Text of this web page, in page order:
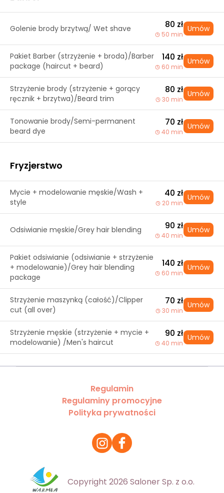
Golenie brody brzytwą/ Wet shave 80 zł
50 min
Umów
Pakiet Barber (strzyżenie + broda)/Barber
package (haircut + beard)
140 zł
60 min
Umów
Strzyżenie brody (strzyżenie + gorący
ręcznik + brzytwa)/Beard trim
80 zł
30 min
Umów
Tonowanie brody/Semi-permanent
beard dye
70 zł
40 min
Umów
Fryzjerstwo
Mycie + modelowanie męskie/Wash +
style
40 zł
20 min
Umów
Odsiwianie męskie/Grey hair blending 90 zł
40 min
Umów
Pakiet odsiwianie (odsiwianie + strzyżenie
+ modelowanie)/Grey hair blending
package
140 zł
60 min
Umów
Strzyżenie maszynką (całość)/Clipper
cut (all over)
70 zł
30 min
Umów
Strzyżenie męskie (strzyżenie + mycie +
modelowanie) /Men's haircut
90 zł
40 min
Umów
Regulamin
Regulaminy promocyjne
Polityka prywatności
Copyright 2026 Saloner Sp. z o.o.